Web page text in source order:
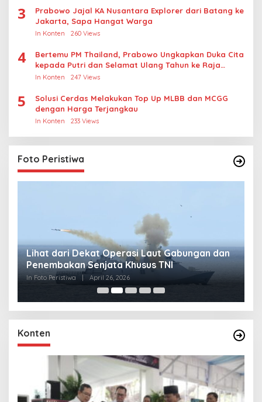
3
Prabowo Jajal KA Nusantara Explorer dari Batang ke
Jakarta, Sapa Hangat Warga
In Konten 260 Views
4
Bertemu PM Thailand, Prabowo Ungkapkan Duka Cita
kepada Putri dan Selamat Ulang Tahun ke Raja
Thailand
In Konten 247 Views
5
Solusi Cerdas Melakukan Top Up MLBB dan MCGG
dengan Harga Terjangkau
In Konten 233 Views
Foto Peristiwa
Lihat dari Dekat Operasi Laut Gabungan dan
Penembakan Senjata Khusus TNI
In Foto Peristiwa April 26, 2026
Konten